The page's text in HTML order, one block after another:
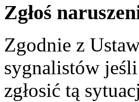
Zgłoś
Zgodnie z
sygnalistów jeśli
zgłosić tą